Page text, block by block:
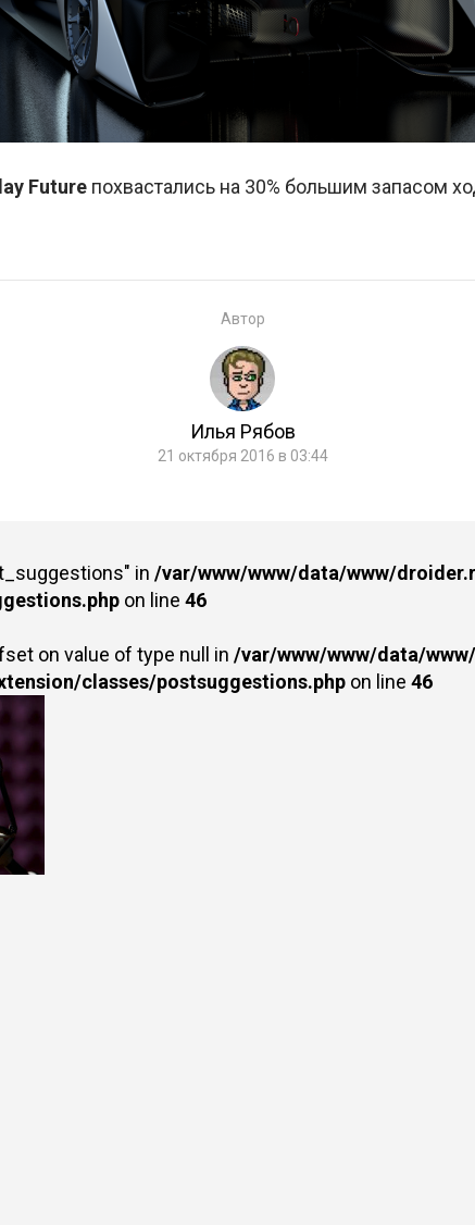
Futureпохвастались на 30% большим запасом
Автор
Илья Рябов
21 октября 2016 в 03:44
in /var/www/www/data/www/
on line 46
on value of type null in /var/www/www/data/
classes/postsuggestions.phpon line 46